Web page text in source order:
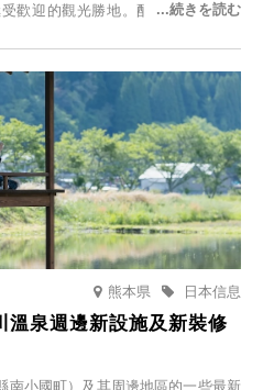
歡迎的觀光勝地。配合最佳觀雪時
熊本県 日本信息
溫泉週邊新設施及新裝修
南小國町）及其周邊地區的一些最新